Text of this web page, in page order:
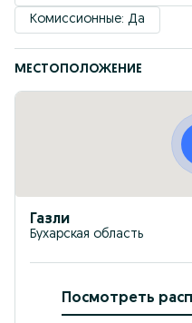
Комиссионные: Да
МЕСТОПОЛОЖЕНИЕ
Газли
Бухарская область
Посмотреть